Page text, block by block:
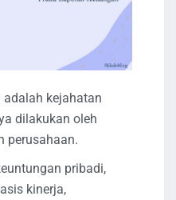
adalah kejahatan
dilakukan oleh
perusahaan.
pribadi,
kinerja,